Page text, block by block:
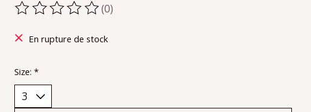
Ce produit est évalué à
(0)
En rupture de stock
Size: *